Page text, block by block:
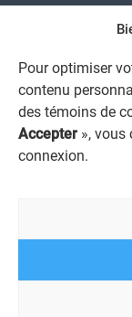
Pour optimiser
contenu
des témoins de
Accepter », vous
connexion.
AVIS JURIDIQUE
AVIS À L'USAGER
REGISTRE DES
LIENS UTILES